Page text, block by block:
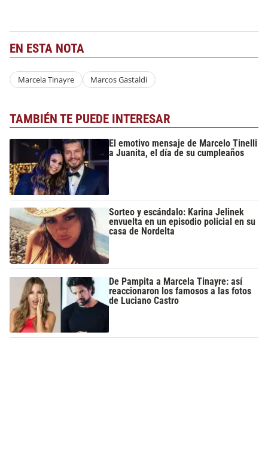
EN ESTA NOTA
Marcela Tinayre Marcos Gastaldi
TAMBIÉN TE PUEDE INTERESAR
El emotivo mensaje de Marcelo Tinelli
a Juanita, el día de su cumpleaños
Sorteo y escándalo: Karina Jelinek
envuelta en un episodio policial en su
casa de Nordelta
De Pampita a Marcela Tinayre: así
reaccionaron los famosos a las fotos
de Luciano Castro